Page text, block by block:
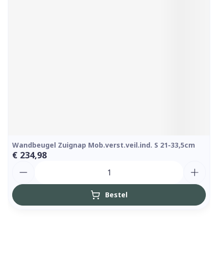
Wandbeugel Zuignap Mob.verst.veil.ind. S 21-33,5cm
€ 234,98
Bestel